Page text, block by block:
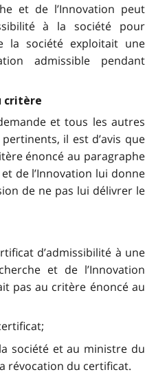
et de l’Innovation peut
à la société pour
la société exploitait une
admissible pendant
critère
et tous les autres
il est d’avis que
énoncé au paragraphe
de l’Innovation lui donne
de ne pas lui délivrer le
d’admissibilité à une
et de l’Innovation
pas au critère énoncé au
société et au ministre du
révocation du certificat.